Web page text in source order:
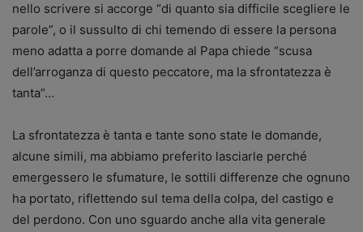
nello scrivere si accorge “di quanto sia difficile scegliere le
parole”, o il sussulto di chi temendo di essere la persona
meno adatta a porre domande al Papa chiede “scusa
dell’arroganza di questo peccatore, ma la sfrontatezza è
tanta”…
La sfrontatezza è tanta e tante sono state le domande,
alcune simili, ma abbiamo preferito lasciarle perché
emergessero le sfumature, le sottili differenze che ognuno
ha portato, riflettendo sul tema della colpa, del castigo e
del perdono. Con uno sguardo anche alla vita generale